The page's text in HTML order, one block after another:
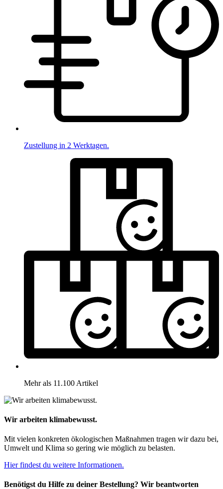
Zustellung in 2 Werktagen.
Mehr als 11.100 Artikel
Wir arbeiten klimabewusst.
Mit vielen konkreten ökologischen Maßnahmen tragen wir dazu bei,
Umwelt und Klima so gering wie möglich zu belasten.
Hier findest du weitere Informationen.
Benötigst du Hilfe zu deiner Bestellung? Wir beantworten